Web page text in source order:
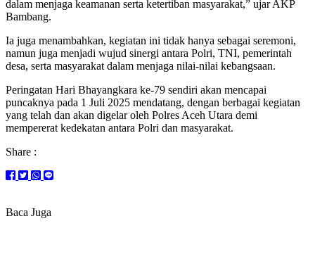
dalam menjaga keamanan serta ketertiban masyarakat,” ujar AKP
Bambang.
Ia juga menambahkan, kegiatan ini tidak hanya sebagai seremoni,
namun juga menjadi wujud sinergi antara Polri, TNI, pemerintah
desa, serta masyarakat dalam menjaga nilai-nilai kebangsaan.
Peringatan Hari Bhayangkara ke-79 sendiri akan mencapai
puncaknya pada 1 Juli 2025 mendatang, dengan berbagai kegiatan
yang telah dan akan digelar oleh Polres Aceh Utara demi
mempererat kedekatan antara Polri dan masyarakat.
Share :
Baca Juga